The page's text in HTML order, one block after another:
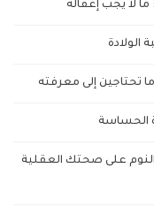
لا يجب إغفاله
الولادة
تحتاجين إلى معرفته
الحساسة
النوم على صحتك العقلية